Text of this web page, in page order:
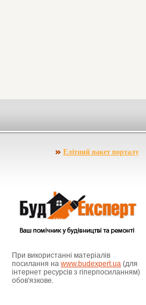
Елітний пакет порталу
При використанні матеріалів
посилання на www.budexpert.ua (для
інтернет ресурсів з гіперпосиланням)
обов'язкове.